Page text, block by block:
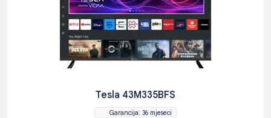
Tesla 43M335BFS
Garancija: 36 mjeseci